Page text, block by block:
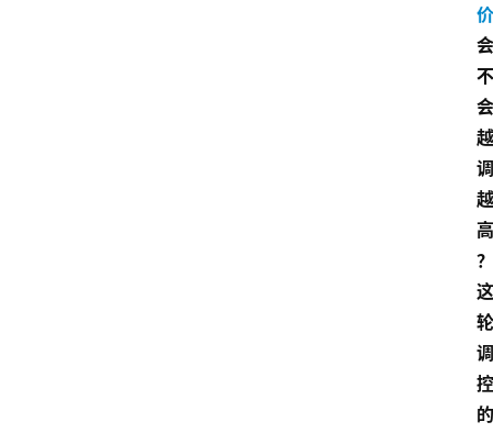
价
会
不
会
越
调
越
高
？
这
轮
调
控
的